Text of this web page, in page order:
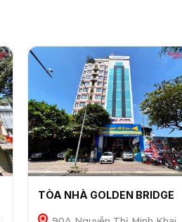
TÒA NHÀ GOLDEN BRIDGE